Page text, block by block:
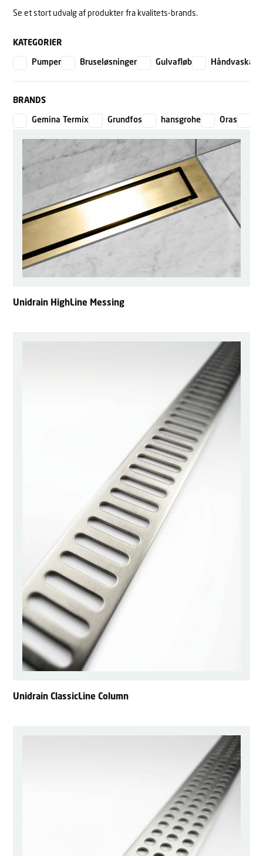
Se et stort udvalg af produkter fra kvalitets-brands.
KATEGORIER
Pumper
Bruseløsninger Gulvafløb
BRANDS
Gemina Termix
Grundfos hansgrohe Oras
Unidrain HighLine Messing
Unidrain ClassicLine Column